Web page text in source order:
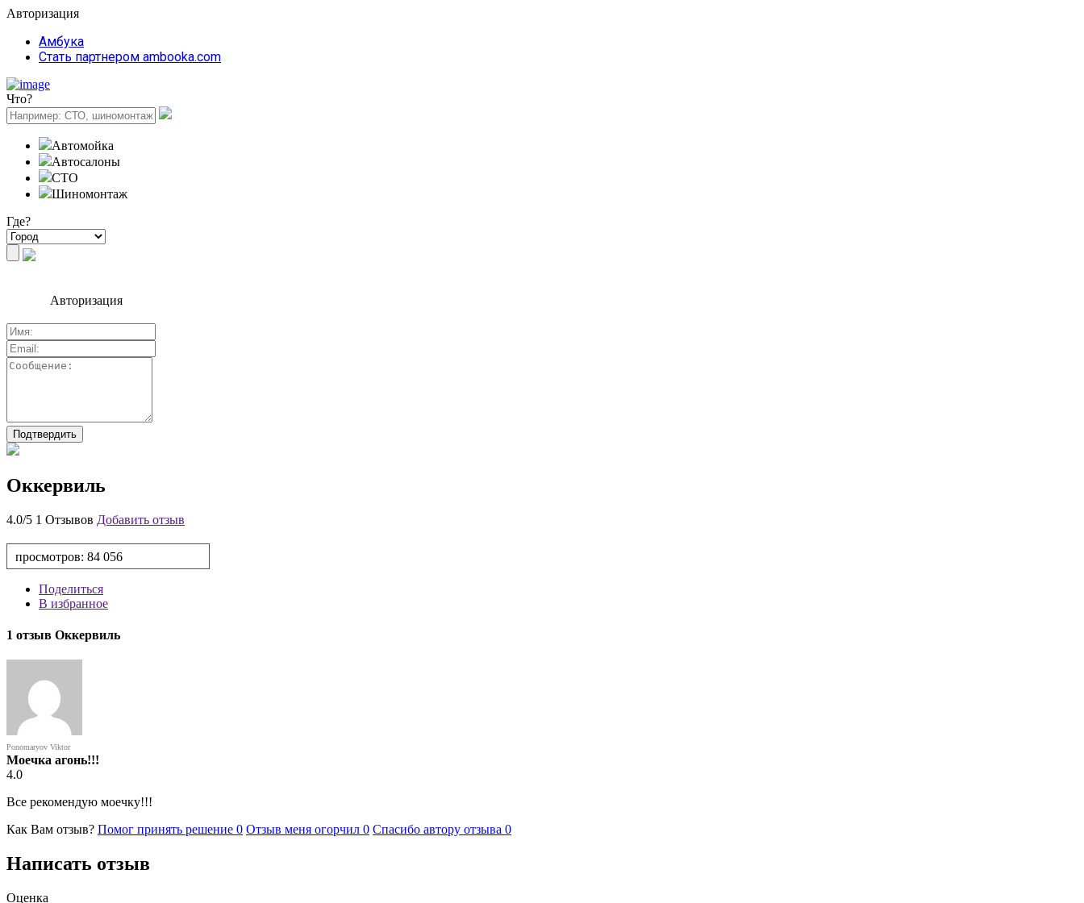
Авторизация
Амбука
Стать партнером ambooka.com
Что?
Автомойка
Автосалоны
СТО
Шиномонтаж
Где?
Авторизация
Оккервиль
4.0/5 1 Отзывов Добавить отзыв
просмотров: 84 056
Поделиться
В избранное
1 отзыв Оккервиль
Ponomaryov Viktor
Моечка агонь!!!
4.0
Все рекомендую моечку!!!
Как Вам отзыв? Помог принять решение 0 Отзыв меня огорчил 0 Спасибо автору отзыва 0
Написать отзыв
Оценка